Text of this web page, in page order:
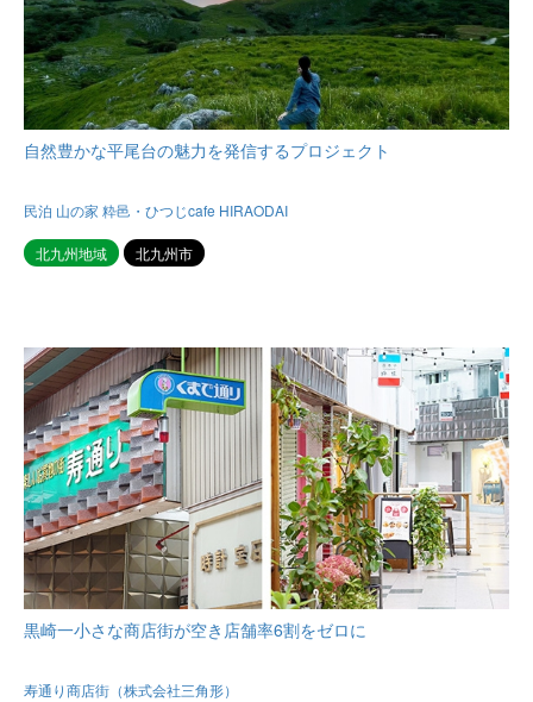
自然豊かな平尾台の魅力を発信するプロジェクト
民泊 山の家 粋邑・ひつじcafe HIRAODAI
北九州地域 北九州市
黒崎一小さな商店街が空き店舗率6割をゼロに
寿通り商店街（株式会社三角形）